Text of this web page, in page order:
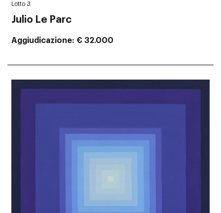
Lotto 3
Julio Le Parc
Aggiudicazione € 32.000